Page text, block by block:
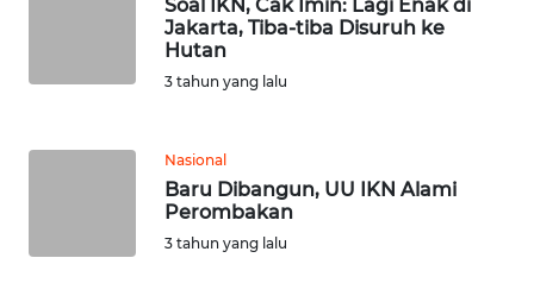
Soal IKN, Cak Imin: Lagi Enak di
Jakarta, Tiba-tiba Disuruh ke
Hutan
3 tahun yang lalu
Nasional
Baru Dibangun, UU IKN Alami
Perombakan
3 tahun yang lalu
JAMBI
WN